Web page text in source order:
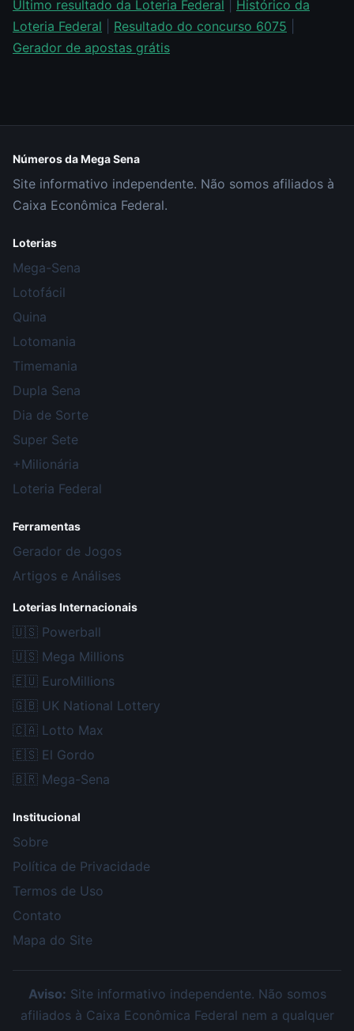
Último resultado da Loteria Federal
Histórico da
Loteria Federal
Resultado do concurso 6075
Gerador de apostas grátis
Números da Mega Sena
Site informativo independente. Não somos afiliados à
Caixa Econômica Federal.
Loterias
Mega-Sena
Lotofácil
Quina
Lotomania
Timemania
Dupla Sena
Dia de Sorte
Super Sete
+Milionária
Loteria Federal
Ferramentas
Gerador de Jogos
Artigos e Análises
Loterias Internacionais
🇺🇸 Powerball
🇺🇸 Mega Millions
🇪🇺 EuroMillions
🇬🇧 UK National Lottery
🇨🇦 Lotto Max
🇪🇸 El Gordo
🇧🇷 Mega-Sena
Institucional
Sobre
Política de Privacidade
Termos de Uso
Contato
Mapa do Site
Aviso: Site informativo independente. Não somos
afiliados à Caixa Econômica Federal nem a qualquer